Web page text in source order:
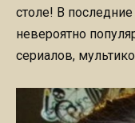
столе! В
невероятно
сериалов,